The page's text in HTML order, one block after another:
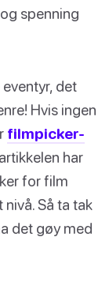
spenning
det
Hvis ingen
filmpicker-
har
for film
Så ta tak
det gøy med